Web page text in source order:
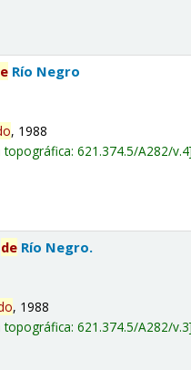
Río Negro
, 1988
topográfica:621.374.5/A282/v.4
de Río Negro.
, 1988
topográfica:621.374.5/A282/v.3